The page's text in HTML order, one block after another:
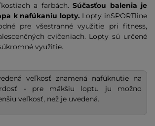
a farbách.Súčasťou balenia je
k nafúkaniu lopty. Lopty inSPORTline
pre všestranné využitie pri fitness,
cvičeniach. Lopty sú určené
využitie.
veľkosť znamená nafúknutie na
- pre mäkšiu loptu ju možno
veľkosť, než je uvedená.